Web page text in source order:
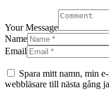
Your Message
Name
Email
Spara mitt namn, min
webbläsare till nästa gång